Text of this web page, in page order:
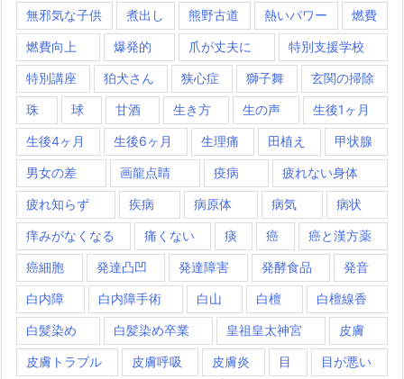
無邪気な子供 煮出し 熊野古道 熱いパワー 燃費
燃費向上 爆発的 爪が丈夫に 特別支援学校
特別講座 狛犬さん 狭心症 獅子舞 玄関の掃除
珠 球 甘酒 生き方 生の声 生後1ヶ月
生後4ヶ月 生後6ヶ月 生理痛 田植え 甲状腺
男女の差 画龍点睛 疫病 疲れない身体
疲れ知らず 疾病 病原体 病気 病状
痒みがなくなる 痛くない 痰 癌 癌と漢方薬
癌細胞 発達凸凹 発達障害 発酵食品 発音
白内障 白内障手術 白山 白檀 白檀線香
白髪染め 白髪染め卒業 皇祖皇太神宮 皮膚
皮膚トラブル 皮膚呼吸 皮膚炎 目 目が悪い